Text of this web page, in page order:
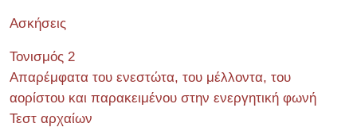
Ασκήσεις
Τονισμός 2
Απαρέμφατα του ενεστώτα, του μέλλοντα, του
αορίστου και παρακειμένου στην ενεργητική φωνή
Τεστ αρχαίων